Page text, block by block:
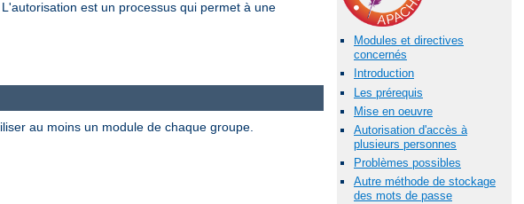
est un processus qui permet à une
Modules et directives
concernés
Introduction
Les prérequis
Mise en oeuvre
Autorisation d'accès à
plusieurs personnes
Problèmes possibles
Autre méthode de stockage
des mots de passe
au moins un module de chaque groupe.